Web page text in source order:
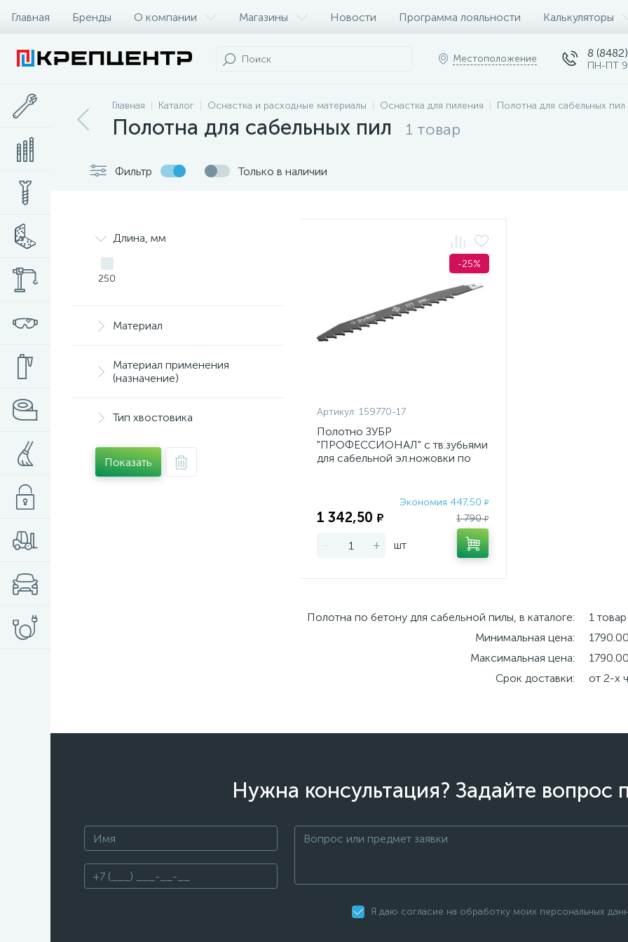
Главная Бренды О компании Магазины Новости Программа лояльности Калькуляторы
Местоположение 8 (8482)
ПН-ПТ
Главная Каталог Оснастка и расходные материалы Оснастка для пиления Полотна для сабельных пил
Полотна для сабельных пил 1 товар
Фильтр Только в наличии
Длина, мм
250
Материал
Материал применения
(назначение)
Тип хвостовика
Показать
-25%
Артикул: 159770-17
Полотно ЗУБР
"ПРОФЕССИОНАЛ" с тв.зубьями
для сабельной эл.ножовки по
Экономия 447,50 ₽
1 342,50 ₽ 1 790₽
- + шт
Полотна по бетону для сабельной пилы, в каталоге:
1 товар
Минимальная цена:
Максимальная цена:
Срок доставки:
от 2-х
Нужна консультация? Задайте вопрос
Я даю согласие на обработку моих персональных